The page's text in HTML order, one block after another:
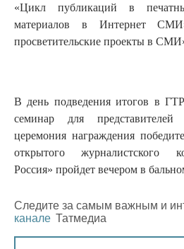
«Цикл публикаций в
материалов в Интернет
просветительские проекты в
В день подведения итогов в
семинар для
церемония награждения
открытого журналистского
Россия» пройдет вечером в
Следите за самым важным и
канале Татмедиа